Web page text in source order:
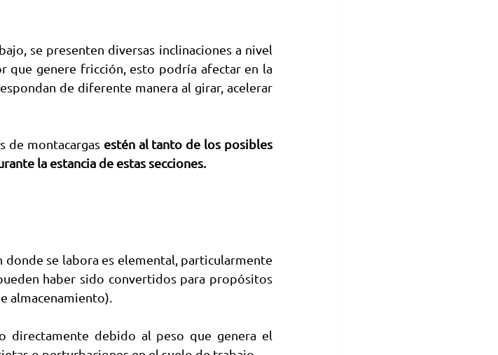
se presenten diversas inclinaciones a nivel
que genere fricción, esto podría afectar en la
de diferente manera al girar, acelerar
de montacargas estén al tanto de los posibles
la estancia de estas secciones.
donde se labora es elemental, particularmente
haber sido convertidos para propósitos
almacenamiento).
directamente debido al peso que genera el